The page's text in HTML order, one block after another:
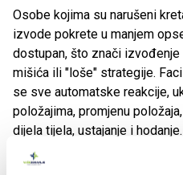
Osobe kojima su narušeni
izvode pokrete u manjem
dostupan, što znači
mišića ili "loše" strategije.
se sve automatske reakcije,
položajima, promjenu
dijela tijela, ustajanje i hodanje.
Pravilno kretanje